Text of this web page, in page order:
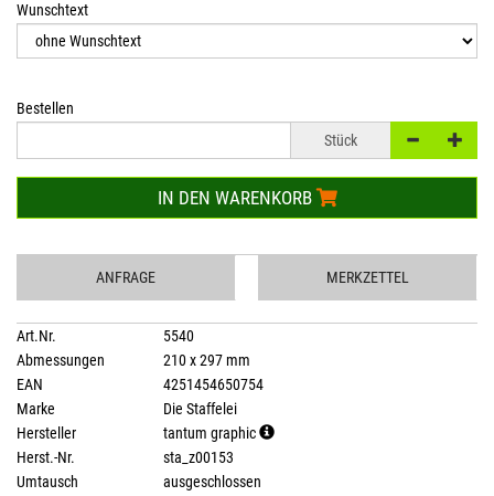
Wunschtext
Bestellen
Stück
IN DEN WARENKORB
ANFRAGE MERKZETTEL
Art.Nr.
5540
Abmessungen
210 x 297 mm
EAN
4251454650754
Marke
Die Staffelei
Hersteller
tantum graphic
Herst.-Nr.
sta_z00153
Umtausch
ausgeschlossen